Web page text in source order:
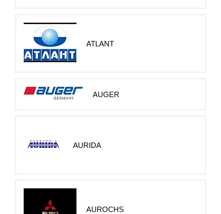
ATLANT
AUGER
AURIDA
AUROCHS